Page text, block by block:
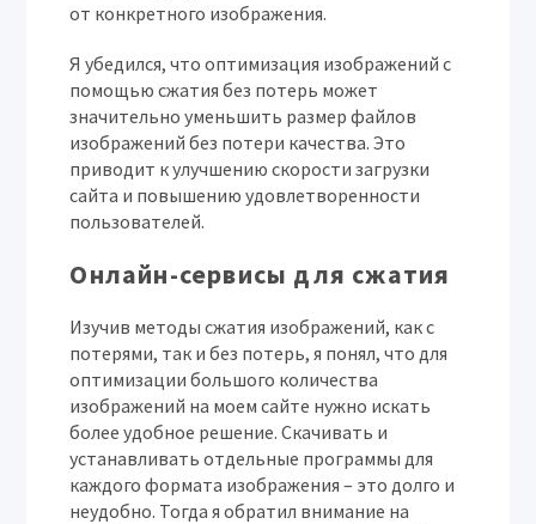
от конкретного изображения.
Я убедился, что оптимизация изображений с
помощью сжатия без потерь может
значительно уменьшить размер файлов
изображений без потери качества. Это
приводит к улучшению скорости загрузки
сайта и повышению удовлетворенности
пользователей.
Онлайн-сервисы для сжатия
Изучив методы сжатия изображений, как с
потерями, так и без потерь, я понял, что для
оптимизации большого количества
изображений на моем сайте нужно искать
более удобное решение. Скачивать и
устанавливать отдельные программы для
каждого формата изображения – это долго и
неудобно. Тогда я обратил внимание на